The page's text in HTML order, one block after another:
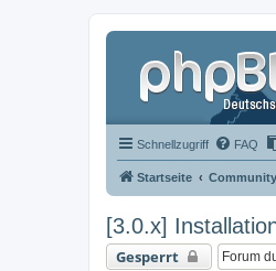
Schnellzugriff FAQ
Startseite Community
[3.0.x]
Gesperrt